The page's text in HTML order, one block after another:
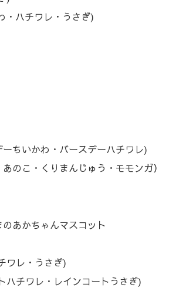
・ハチワレ・うさぎ)
ちいかわ・バースデーハチワレ)
のこ・くりまんじゅう・モモンガ）
あかちゃんマスコット
ワレ・うさぎ)
ハチワレ・レインコートうさぎ)